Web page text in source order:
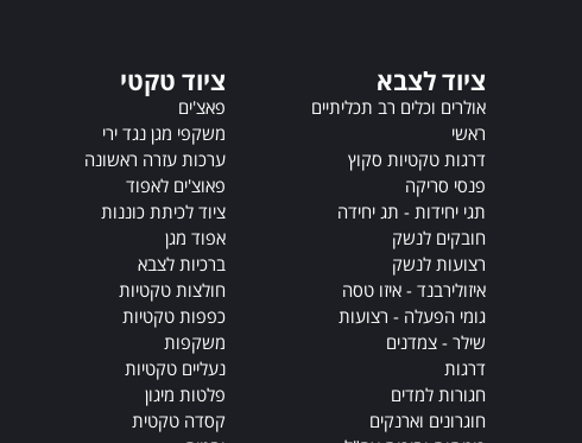
v
ציוד לצבא
אולרים וכלים רב תכליתיים
ראשי
דרגות טקטיות סקוץ
פנסי סריקה
תגי יחידות - תג יחידה
חובקים לנשק
רצועות לנשק
איזולירבנד - איזו טסה
גומי הפעלה - רצועות
שילר - צמדנים
דרגות
חגורות למדים
חוגרונים וארנקים
ציוד טקטי
פאצ'ים
משקפי מגן נגד ירי
ערכות עזרה ראשונה
פאוצ'ים לאפוד
ציוד לכיתת כוננות
אפוד מגן
ברכיות לצבא
חולצות טקטיות
כפפות טקטיות
משקפות
נעליים טקטיות
פלטות מיגון
קסדה טקטית